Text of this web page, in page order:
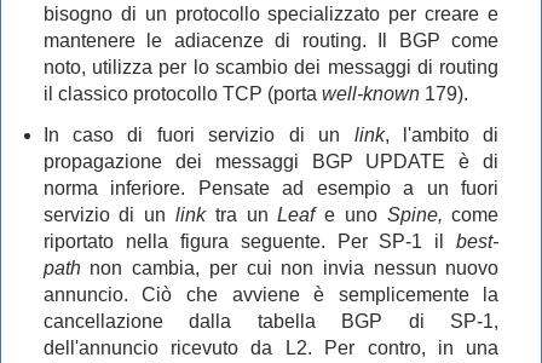
bisogno di un protocollo specializzato per creare e
mantenere le adiacenze di routing. Il BGP come
noto, utilizza per lo scambio dei messaggi di routing
il classico protocollo TCP (porta well-known179).
In caso di fuori servizio di un link, l'ambito di
propagazione dei messaggi BGP UPDATE è di
norma inferiore. Pensate ad esempio a un fuori
servizio di un link tra unLeafe uno Spine,come
riportato nella figura seguente.
Per SP-1 ilbest-
pathnon cambia, per cui non invia nessun nuovo
annuncio. Ciò che avviene è semplicemente la
cancellazione dalla tabella BGP di SP-1,
dell'annuncio ricevuto da L2. Per contro, in una